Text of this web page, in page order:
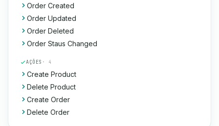
Order Created
Order Updated
Order Deleted
Order Staus Changed
AÇÕES · 4
Create Product
Delete Product
Create Order
Delete Order